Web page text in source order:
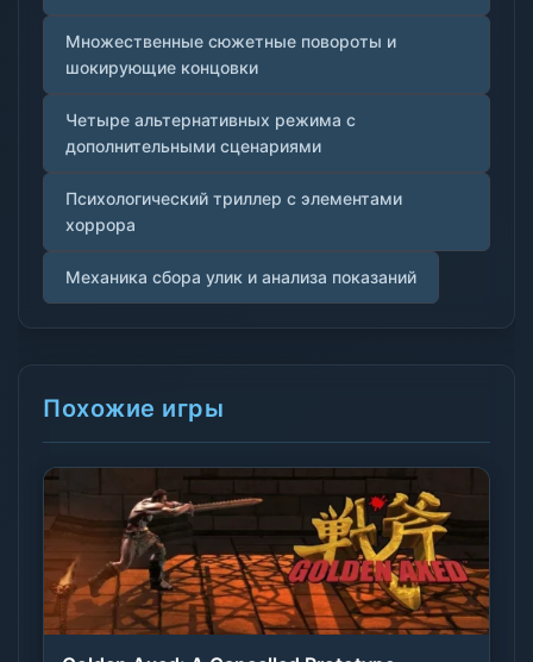
Множественные сюжетные повороты и
шокирующие концовки
Четыре альтернативных режима с
дополнительными сценариями
Психологический триллер с элементами
хоррора
Механика сбора улик и анализа показаний
Похожие игры